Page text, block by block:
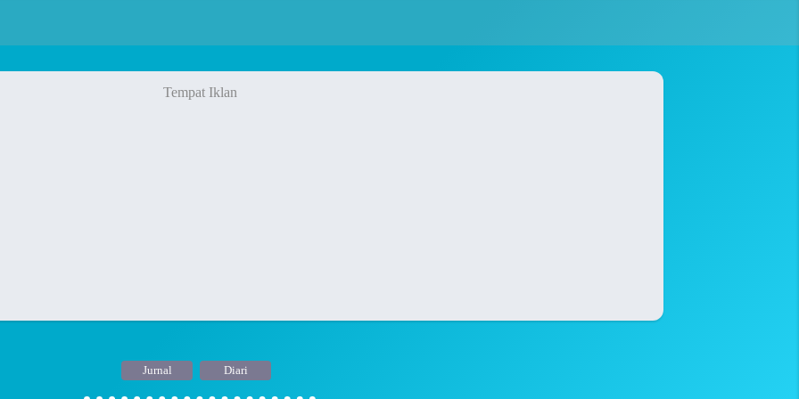
Jurnal Diari